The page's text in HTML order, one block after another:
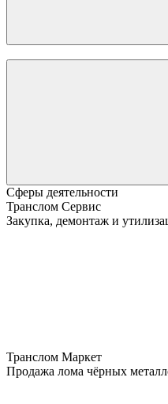
Сферы деятельности
Транслом Сервис
Закупка, демонтаж и
Транслом Маркет
Продажа лома чёрных